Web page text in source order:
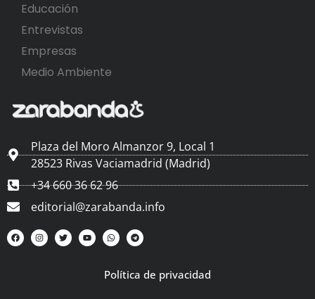
Educación
Entrevistas
Empresas
Medio Ambiente
Plaza del Moro Almanzor 9, Local 1
28523 Rivas Vaciamadrid (Madrid)
+34 660 36 62 96
editorial@zarabanda.info
Política de privacidad